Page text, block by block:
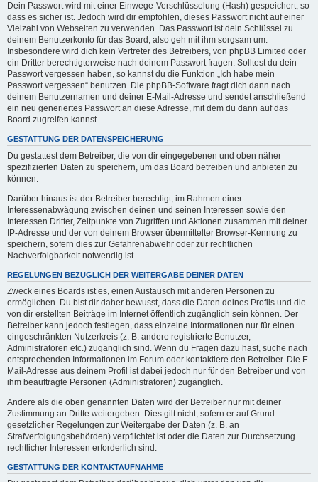
Dein Passwort wird mit einer Einwege-Verschlüsselung (Hash) gespeichert, so
dass es sicher ist. Jedoch wird dir empfohlen, dieses Passwort nicht auf einer
Vielzahl von Webseiten zu verwenden. Das Passwort ist dein Schlüssel zu
deinem Benutzerkonto für das Board, also geh mit ihm sorgsam um.
Insbesondere wird dich kein Vertreter des Betreibers, von phpBB Limited oder
ein Dritter berechtigterweise nach deinem Passwort fragen. Solltest du dein
Passwort vergessen haben, so kannst du die Funktion „Ich habe mein
Passwort vergessen“ benutzen. Die phpBB-Software fragt dich dann nach
deinem Benutzernamen und deiner E-Mail-Adresse und sendet anschließend
ein neu generiertes Passwort an diese Adresse, mit dem du dann auf das
Board zugreifen kannst.
GESTATTUNG DER DATENSPEICHERUNG
Du gestattest dem Betreiber, die von dir eingegebenen und oben näher
spezifizierten Daten zu speichern, um das Board betreiben und anbieten zu
können.
Darüber hinaus ist der Betreiber berechtigt, im Rahmen einer
Interessenabwägung zwischen deinen und seinen Interessen sowie den
Interessen Dritter, Zeitpunkte von Zugriffen und Aktionen zusammen mit deiner
IP-Adresse und der von deinem Browser übermittelter Browser-Kennung zu
speichern, sofern dies zur Gefahrenabwehr oder zur rechtlichen
Nachverfolgbarkeit notwendig ist.
REGELUNGEN BEZÜGLICH DER WEITERGABE DEINER DATEN
Zweck eines Boards ist es, einen Austausch mit anderen Personen zu
ermöglichen. Du bist dir daher bewusst, dass die Daten deines Profils und die
von dir erstellten Beiträge im Internet öffentlich zugänglich sein können. Der
Betreiber kann jedoch festlegen, dass einzelne Informationen nur für einen
eingeschränkten Nutzerkreis (z. B. andere registrierte Benutzer,
Administratoren etc.) zugänglich sind. Wenn du Fragen dazu hast, suche nach
entsprechenden Informationen im Forum oder kontaktiere den Betreiber. Die E-
Mail-Adresse aus deinem Profil ist dabei jedoch nur für den Betreiber und von
ihm beauftragte Personen (Administratoren) zugänglich.
Andere als die oben genannten Daten wird der Betreiber nur mit deiner
Zustimmung an Dritte weitergeben. Dies gilt nicht, sofern er auf Grund
gesetzlicher Regelungen zur Weitergabe der Daten (z. B. an
Strafverfolgungsbehörden) verpflichtet ist oder die Daten zur Durchsetzung
rechtlicher Interessen erforderlich sind.
GESTATTUNG DER KONTAKTAUFNAHME